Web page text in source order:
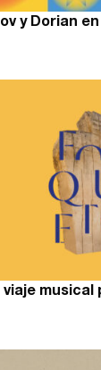
y Dorian en
musical